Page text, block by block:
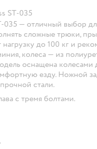
ST-035
— отличный выбор
сложные трюки,
до 100 кг и
колеса — из
оснащена
езду. Ножной
стали.
с тремя болтами.